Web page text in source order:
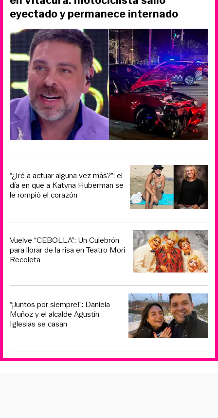
eyectado y permanece internado
“¿Iré a actuar alguna vez más?”: el
día en que a Katyna Huberman se
le rompió el corazón
Vuelve “CEBOLLA”: Un Culebrón
para llorar de la risa en Teatro Mori
Recoleta
“¡Juntos por siempre!”: Daniela
Muñoz y el alcalde Agustín
Iglesias se casan